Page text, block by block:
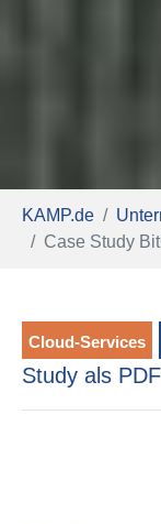
KAMP.de
Case Study
Cloud-Services
Study als